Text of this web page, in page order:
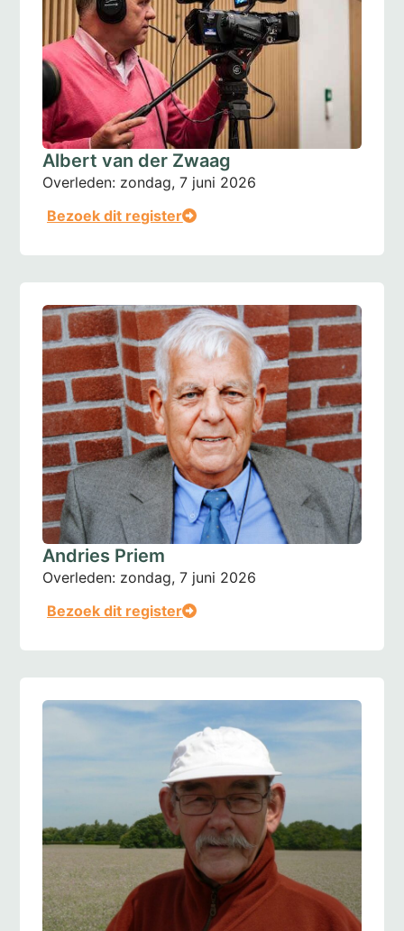
Bezoek dit register
Albert van der Zwaag
Overleden: zondag, 7 juni 2026
Bezoek dit register
Andries Priem
Overleden: zondag, 7 juni 2026